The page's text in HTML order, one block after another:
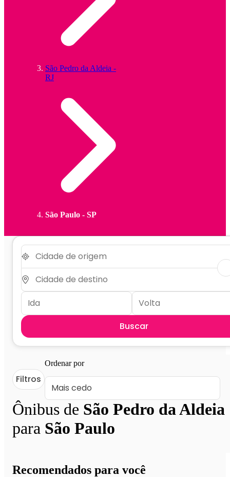
São Pedro da Aldeia -
RJ
São Paulo - SP
Buscar
Ônibus de São Pedro da Aldeia
para São Paulo
Filtros
Ordenar por
Recomendados para você